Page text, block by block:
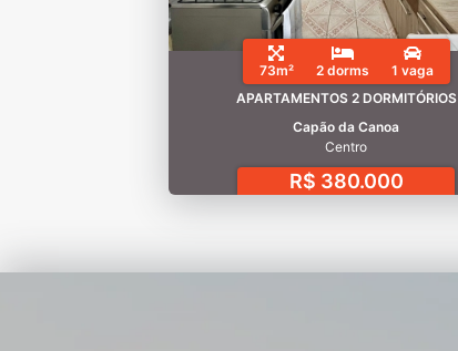
73m² 2 dorms
1 vaga
APARTAMENTOS 2 DORMITÓRIOS
Capão da Canoa
Centro
R$ 380.000